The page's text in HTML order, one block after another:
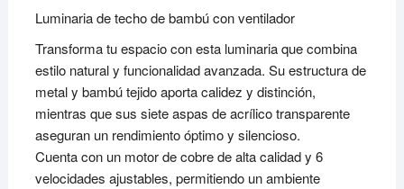
Luminaria de techo de bambú con ventilador
Transforma tu espacio con esta luminaria que combina
estilo natural y funcionalidad avanzada. Su estructura de
metal y bambú tejido aporta calidez y distinción,
mientras que sus siete aspas de acrílico transparente
aseguran un rendimiento óptimo y silencioso.
Cuenta con un motor de cobre de alta calidad y 6
velocidades ajustables, permitiendo un ambiente